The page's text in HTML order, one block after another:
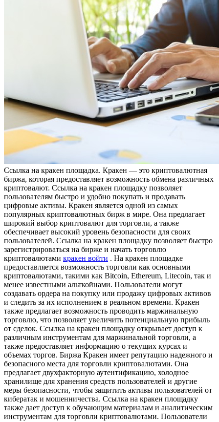
Ссылкa нa крaкeн площадка. Кракен — это криптовалютная
биржа, которая предоставляет возможность обмена различных
криптовалют. Ссылка на кракен площадку позволяет
пользователям быстро и удобно покупать и продавать
цифровые активы. Кракен является одной из самых
популярных криптовалютных бирж в мире. Она предлагает
широкий выбор криптовалют для торговли, а также
обеспечивает высокий уровень безопасности для своих
пользователей. Ссылка на кракен площадку позволяет быстро
зарегистрироваться на бирже и начать торговлю
криптовалютами кракен войти . На кракен площадке
предоставляется возможность торговли как основными
криптовалютами, такими как Bitcoin, Ethereum, Litecoin, так и
менее известными альткойнами. Пользователи могут
создавать ордера на покупку или продажу цифровых активов
и следить за их исполнением в реальном времени. Кракен
также предлагает возможность проводить маржинальную
торговлю, что позволяет увеличить потенциальную прибыль
от сделок. Ссылка на кракен площадку открывает доступ к
различным инструментам для маржинальной торговли, а
также предоставляет информацию о текущих курсах и
объемах торгов. Биржа Кракен имеет репутацию надежного и
безопасного места для торговли криптовалютами. Она
предлагает двухфакторную аутентификацию, холодное
хранилище для хранения средств пользователей и другие
меры безопасности, чтобы защитить активы пользователей от
кибератак и мошенничества. Ссылка на кракен площадку
также дает доступ к обучающим материалам и аналитическим
инструментам для торговли криптовалютами. Пользователи